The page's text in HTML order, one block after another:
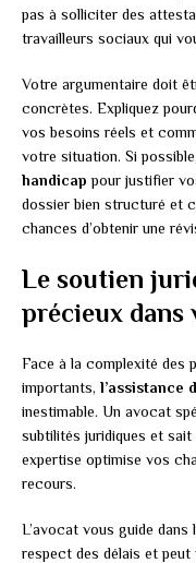
pas à solliciter des
travailleurs sociaux qui
Votre argumentaire doit
concrètes. Expliquez
vos besoins réels et
votre situation. Si possible,
handicap pour justifier
dossier bien structuré et
chances d’obtenir une
Le soutien
précieux dans
Face à la complexité des
importants, l’assistance
inestimable. Un avocat
subtilités juridiques et
expertise optimise vos
recours.
L’avocat vous guide
respect des délais et peut